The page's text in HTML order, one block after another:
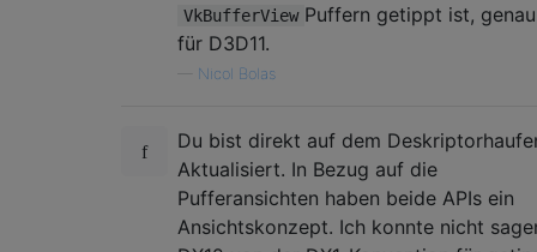
VkBufferView Puffern getippt ist,
für D3D11.
Nicol Bolas
Du bist direkt auf dem
Aktualisiert. In Bezug auf die
Pufferansichten haben beide APIs ein
Ansichtskonzept. Ich konnte nicht